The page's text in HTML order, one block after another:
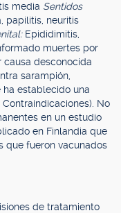
media Sentidos
papilitis, neuritis
Epididimitis,
muertes por
causa desconocida
sarampión,
establecido una
No
en un estudio
en Finlandia que
que fueron vacunados
de tratamiento